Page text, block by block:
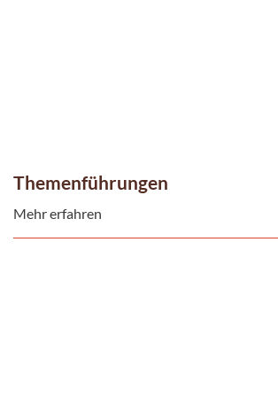
Themenführungen
Mehr erfahren